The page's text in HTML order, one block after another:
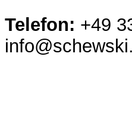
Telefon: +49